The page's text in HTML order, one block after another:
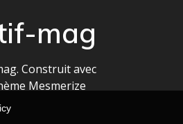
mag
Construit avec
Mesmerize